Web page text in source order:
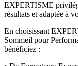
EXPERTISME
résultats et adaptée à
En choisissant
Sommeil pour
bénéficiez :